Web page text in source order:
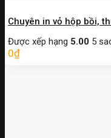
Chuyên in vỏ hộp bồi,
Được xếp hạng 5.00 5
0₫